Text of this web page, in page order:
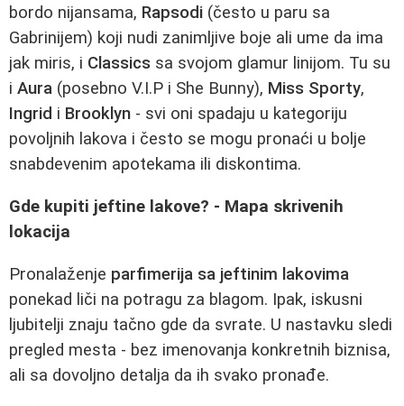
bordo nijansama, Rapsodi (često u paru sa
Gabrinijem) koji nudi zanimljive boje ali ume da ima
jak miris, i Classics sa svojom glamur linijom. Tu su
i Aura (posebno V.I.P i She Bunny), Miss Sporty,
Ingrid i Brooklyn - svi oni spadaju u kategoriju
povoljnih lakova i često se mogu pronaći u bolje
snabdevenim apotekama ili diskontima.
Gde kupiti jeftine lakove? - Mapa skrivenih
lokacija
Pronalaženje parfimerija sa jeftinim lakovima
ponekad liči na potragu za blagom. Ipak, iskusni
ljubitelji znaju tačno gde da svrate. U nastavku sledi
pregled mesta - bez imenovanja konkretnih biznisa,
ali sa dovoljno detalja da ih svako pronađe.